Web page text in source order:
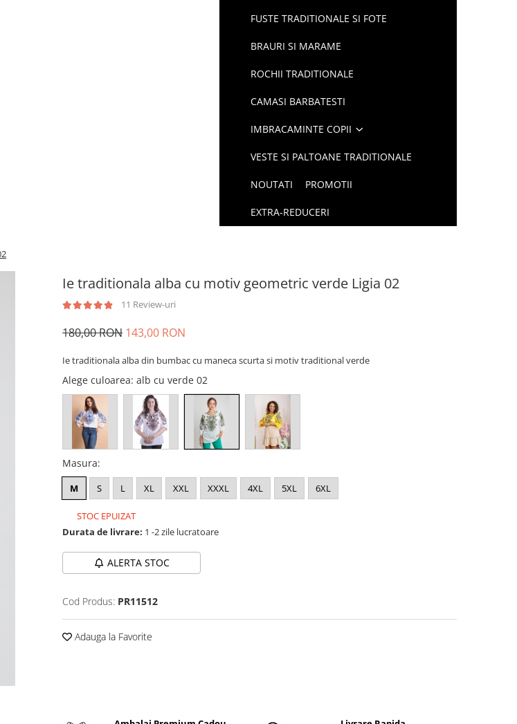
FUSTE TRADITIONALE SI FOTE
BRAURI SI MARAME
ROCHII TRADITIONALE
CAMASI BARBATESTI
IMBRACAMINTE COPII
VESTE SI PALTOANE TRADITIONALE
NOUTATI PROMOTII
EXTRA-REDUCERI
Ie traditionala alba cu motiv geometric verde Ligia 02
11 Review-uri
180,00 RON 143,00 RON
Ie traditionala alba din bumbac cu maneca scurta si motiv traditional verde
Alege culoarea: alb cu verde 02
Masura:
M S L XL XXL XXXL 4XL 5XL 6XL
STOC EPUIZAT
Durata de livrare: 1 -2 zile lucratoare
ALERTA STOC
Cod Produs: PR11512
Adauga la Favorite